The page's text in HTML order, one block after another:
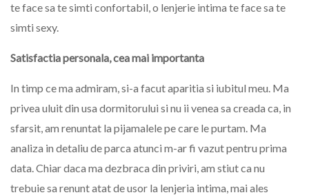
te face sa te simti confortabil, o lenjerie intima te face sa te
simti sexy.
Satisfactia personala, cea mai importanta
In timp ce ma admiram, si-a facut aparitia si iubitul meu. Ma
privea uluit din usa dormitorului si nu ii venea sa creada ca, in
sfarsit, am renuntat la pijamalele pe care le purtam. Ma
analiza in detaliu de parca atunci m-ar fi vazut pentru prima
data. Chiar daca ma dezbraca din priviri, am stiut ca nu
trebuie sa renunt atat de usor la lenjeria intima, mai ales